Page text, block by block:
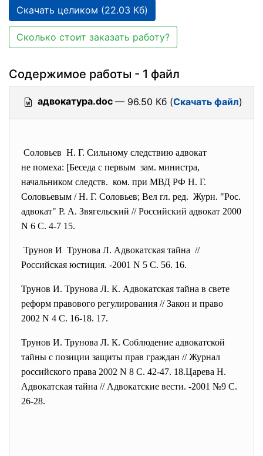
Скачать целиком (22.03 Кб)
Сколько стоит заказать работу?
Содержимое работы - 1 файл
адвокатура.doc — 96.50 Кб (Скачать файл)
Соловьев Н. Г. Сильному следствию адвокат
не помеха: [Беседа с первым зам. министра,
начальником следств. ком. при МВД РФ Н. Г.
Соловьевым / Н. Г. Соловьев; Вел гл. ред. Журн. "Рос.
адвокат" Р. А. Звягельский // Российский адвокат 2000
N 6 С. 4-7 15.
Трунов И Трунова Л. Адвокатская тайна //
Российская юстиция. -2001 N 5 С. 56. 16.
Трунов И. Трунова Л. К. Адвокатская тайна в свете
реформ правового регулирования // Закон и право
2002 N 4 С. 16-18. 17.
Трунов И. Трунова Л. К. Соблюдение адвокатской
тайны с позиции защиты прав граждан // Журнал
российского права 2002 N 8 С. 42-47. 18.Царева Н.
Адвокатская тайна // Адвокатские вести. -2001 №9 С.
26-28.